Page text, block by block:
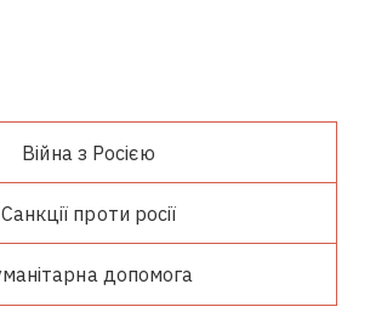
Війна з Росією
Санкції проти росії
допомога